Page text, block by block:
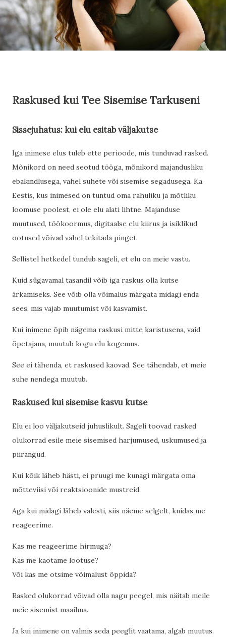
Raskused kui Tee Sisemise Tarkuseni
Sissejuhatus: kui elu esitab väljakutse
Iga inimese elus tuleb ette perioode, mis tunduvad rasked.
Mõnikord on need seotud tööga, mõnikord majandusliku
ebakindlusega, vahel suhete või sisemise segadusega. Ka
Eestis, kus inimesed on tuntud oma rahuliku ja mõtliku
loomuse poolest, ei ole elu alati lihtne. Majanduse
muutused, töökoormus, digitaalse elu kiirus ja isiklikud
ootused võivad vahel tekitada pinget.
Sellistel hetkedel tundub sageli, et elu on meie vastu.
Kuid sügavamal tasandil võib iga raskus olla kutse
ärkamiseks. See võib olla võimalus märgata midagi enda
sees, mis vajab muutumist või kasvamist.
Kui inimene õpib nägema raskusi mitte karistusena, vaid
õpetajana, muutub kogu elu kogemus.
See ei tähenda, et raskused kaovad. See tähendab, et meie
suhe nendega muutub.
Raskused kui sisemise kasvu kutse
Elu ei loo väljakutseid juhuslikult. Sageli toovad rasked
olukorrad esile meie sisemised harjumused, uskumused ja
piirangud.
Kui kõik läheb hästi, ei pruugi me kunagi märgata oma
mõtteviisi või reaktsioonide mustreid.
Aga kui midagi läheb valesti, siis näeme selgelt, kuidas me
reageerime.
Kas me reageerime hirmuga?
Kas me kaotame lootuse?
Või kas me otsime võimalust õppida?
Rasked olukorrad võivad olla nagu peegel, mis näitab meile
meie sisemist maailma.
Ja kui inimene on valmis seda peeglit vaatama, algab muutus.